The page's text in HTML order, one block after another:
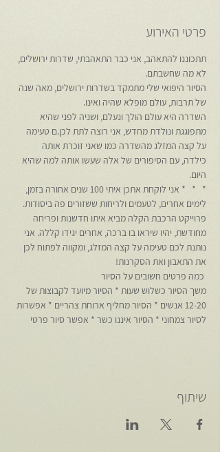
פרטי האירוע
תתכוננו להתאהב, אני כבר התאהבתי, שדרות ירושלים,
לא מה שחשבתם.
הסיור היפואי שלי מתמקד בשדרות ירושלים, מאה שנה
של תרבות, עולם מופלא שהיה ואינו.
השדרה היא עולם הולך ונעלם, ושניה לפני שהיא
מתפוגגת ונולדת מחדש, אני רוצה לתת לכן.ם טעימה
על קצה המזלג מהשדרה כמו שאני זוכרת אותה
כילדה, עם הסיפורים של אלה שעשו אותה למה שהיא
היום.
*   *   * אני לוקחת אתכן איתי 100 שנים אחורה בזמן,
לימים אחרים, לטעמים ולריחות ששזורים פה ביסודות.
פרוייקט הרכבת הקלה מביא איתו חדשנות ופריחה
מחודשת, יהיו שיראו בו ברכה, אחרים יגידו קללה. אני
נותנת לכם טעימה על קצה המזלג, ומקווה לפתוח לכן
את התאבון ואת הסקרנות!
כמה פרטים חשובים על הסיור
משך הסיור כשלוש שעות * הסיור מיועד לקבוצות של
12-20 אנשים * הסיור מחליף ארוחת צהריים * אפשרות
לסיור צמחוני * הסיור איננו כשר * אפשר סיור פרטי
שיתוף